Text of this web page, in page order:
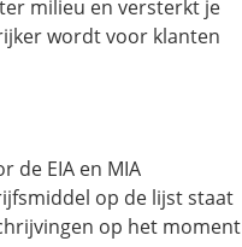
milieu en versterkt je
wordt voor klanten
de EIA en MIA
op de lijst staat
op het moment